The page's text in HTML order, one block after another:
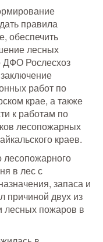
правила
обеспечить
лесных
ДФО Рослесхоз
работ по
крае, а также
к работам по
лесопожарных
краев.
лесопожарного
в лес с
запаса и
причиной двух из
лесных пожаров в